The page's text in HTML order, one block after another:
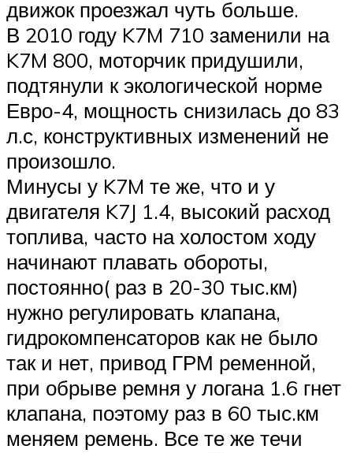
движок проезжал чуть больше.
В 2010 году K7M 710 заменили на
K7M 800, моторчик придушили,
подтянули к экологической норме
Евро-4, мощность снизилась до 83
л.с, конструктивных изменений не
произошло.
Минусы у K7M те же, что и у
двигателя K7J 1.4, высокий расход
топлива, часто на холостом ходу
начинают плавать обороты,
постоянно( раз в 20-30 тыс.км)
нужно регулировать клапана,
гидрокомпенсаторов как не было
так и нет, привод ГРМ ременной,
при обрыве ремня у логана 1.6 гнет
клапана, поэтому раз в 60 тыс.км
меняем ремень. Все те же течи